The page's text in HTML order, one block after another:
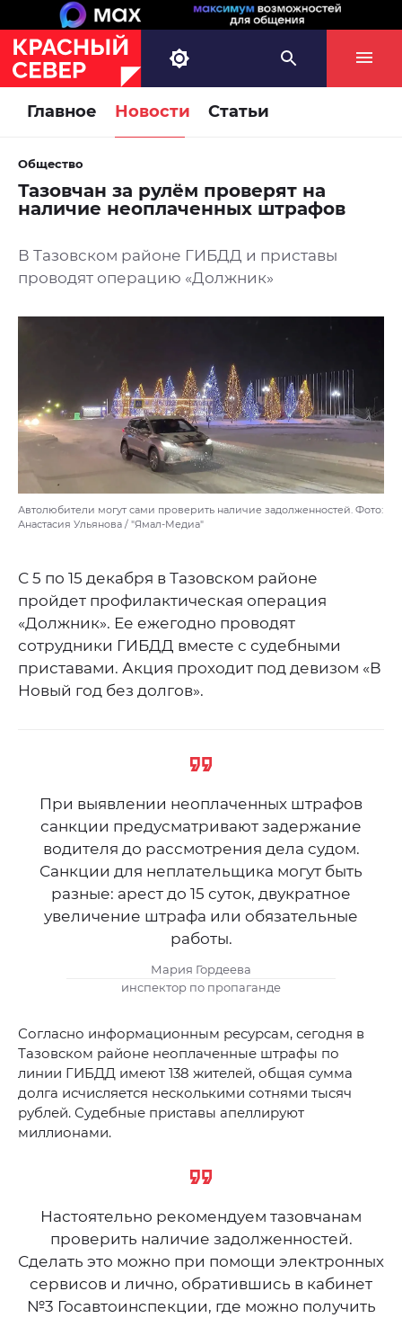
Главное Новости Статьи
Общество
Тазовчан за рулём проверят на
наличие неоплаченных штрафов
В Тазовском районе ГИБДД и приставы
проводят операцию «Должник»
Автолюбители могут сами проверить наличие задолженностей. Фото:
Анастасия Ульянова / "Ямал-Медиа"
С 5 по 15 декабря в Тазовском районе
пройдет профилактическая операция
«Должник». Ее ежегодно проводят
сотрудники ГИБДД вместе с судебными
приставами. Акция проходит под девизом «В
Новый год без долгов».
При выявлении неоплаченных штрафов
санкции предусматривают задержание
водителя до рассмотрения дела судом.
Санкции для неплательщика могут быть
разные: арест до 15 суток, двукратное
увеличение штрафа или обязательные
работы.
Мария Гордеева
инспектор по пропаганде
Согласно информационным ресурсам, сегодня в
Тазовском районе неоплаченные штрафы по
линии ГИБДД имеют 138 жителей, общая сумма
долга исчисляется несколькими сотнями тысяч
рублей. Судебные приставы апеллируют
миллионами.
Настоятельно рекомендуем тазовчанам
проверить наличие задолженностей.
Сделать это можно при помощи электронных
сервисов и лично, обратившись в кабинет
№3 Госавтоинспекции, где можно получить